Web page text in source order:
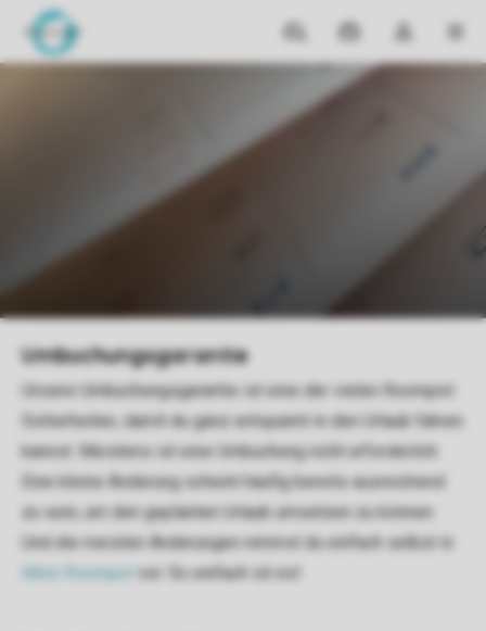
Reiseziele
Meine
Buchungen
Dropdown-
Menü
Umbuchungsgarantie
Umbuchungsgarantie
Unsere Umbuchungsgarantie ist eine der vielen Roompot-
Sicherheiten, damit du ganz entspannt in den Urlaub fahren
kannst. Meistens ist eine Umbuchung nicht erforderlich.
Eine kleine Änderung scheint häufig bereits ausreichend
zu sein, um den geplanten Urlaub umsetzen zu können.
Und die meisten Änderungen nimmst du einfach selbst in
Mein Roompot
vor. So einfach ist es!